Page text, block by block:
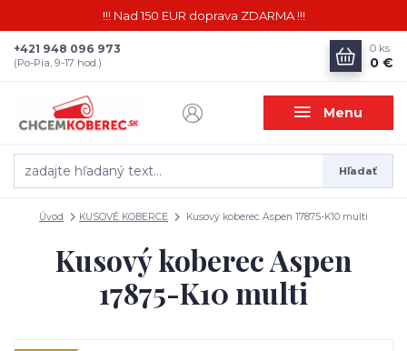
!!! Nad 150 EUR doprava ZDARMA !!!
Menu
Hľadať
+421 948 096 973
(Po-Pia, 9-17 hod.)
0 ks
0 €
Úvod KUSOVÉ KOBERCE Kusový koberec Aspen 17875-K10 multi
Kusový koberec Aspen
17875-K10 multi